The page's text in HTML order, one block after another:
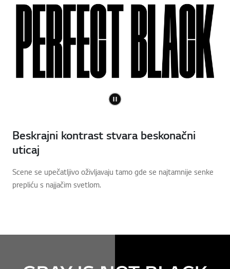
Beskrajni kontrast stvara beskonačni
uticaj
Scene se upečatljivo oživljavaju tamo gde se najtamnije senke
prepliću s najjačim svetlom.